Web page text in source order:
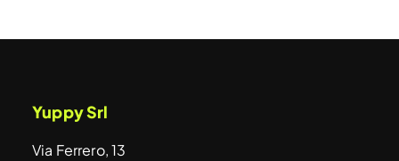
Yuppy Srl
Via Ferrero, 13